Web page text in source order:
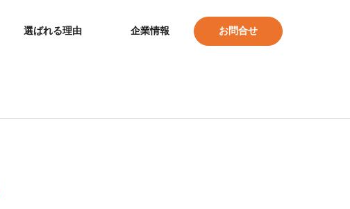
選ばれる理由 企業情報 お問合せ